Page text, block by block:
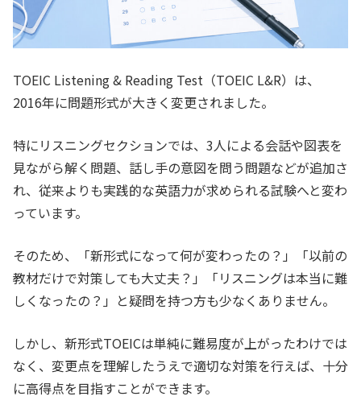
TOEIC Listening & Reading Test（TOEIC L&R）は、
2016年に問題形式が大きく変更されました。
特にリスニングセクションでは、3人による会話や図表を
見ながら解く問題、話し手の意図を問う問題などが追加さ
れ、従来よりも実践的な英語力が求められる試験へと変わ
っています。
そのため、「新形式になって何が変わったの？」「以前の
教材だけで対策しても大丈夫？」「リスニングは本当に難
しくなったの？」と疑問を持つ方も少なくありません。
しかし、新形式TOEICは単純に難易度が上がったわけでは
なく、変更点を理解したうえで適切な対策を行えば、十分
に高得点を目指すことができます。